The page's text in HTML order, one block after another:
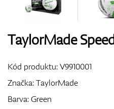
TaylorMade
Kód produktu:V9910001
Značka:TaylorMade
Barva: Green